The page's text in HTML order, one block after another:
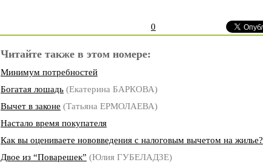
0
Читайте также в этом номере:
Минимум потребностей
Богатая лошадь (Екатерина БАРКОВА)
Вычет в законе (Татьяна ЕРМОЛАЕВА)
Настало время покупателя
Как вы оцениваете нововведения с налоговым вычетом на жилье?
Двое из “Поварешек” (Юлия ГУБЕЛАДЗЕ)